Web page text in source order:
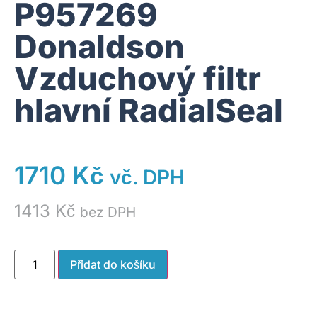
P957269
Donaldson
Vzduchový filtr
hlavní RadialSeal
1710 Kč vč. DPH
1413 Kč bez DPH
Přidat do košíku